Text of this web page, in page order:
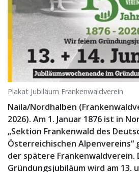
Plakat Jubiläum Frankenwaldverein
Naila/Nordhalben
2026). Am 1. Januar 1876 ist in
„Sektion Frankenwald des
Österreichischen
der spätere Frankenwaldverein.
Gründungsjubiläum wird am 13.